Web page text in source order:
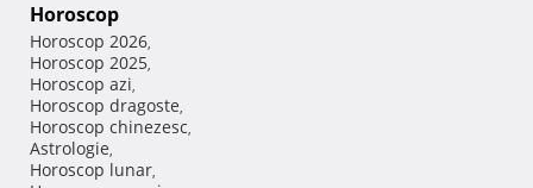
Horoscop
Horoscop 2026,
Horoscop 2025,
Horoscop azi,
Horoscop dragoste,
Horoscop chinezesc,
Astrologie,
Horoscop lunar,